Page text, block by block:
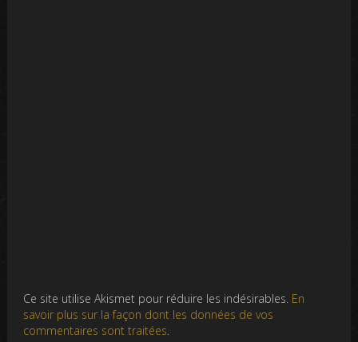
Ce site utilise Akismet pour réduire les indésirables. En
savoir plus sur la façon dont les données de vos
commentaires sont traitées.